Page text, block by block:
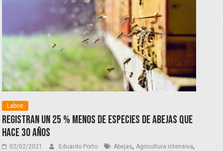
Labos
Registran un 25 % menos de especies de abejas que
hace 30 años
02/02/2021 Eduardo Porto Abejas, Agricultura intensiva,